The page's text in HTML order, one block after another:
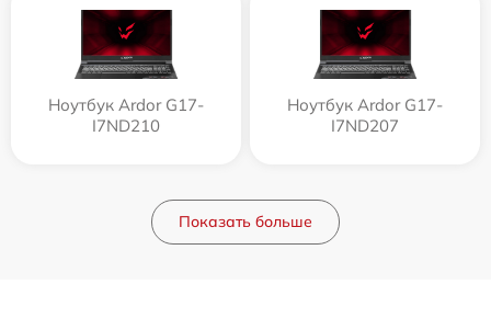
Ноутбук Ardor G17-
I7ND210
Ноутбук Ardor G17-
I7ND207
Показать больше